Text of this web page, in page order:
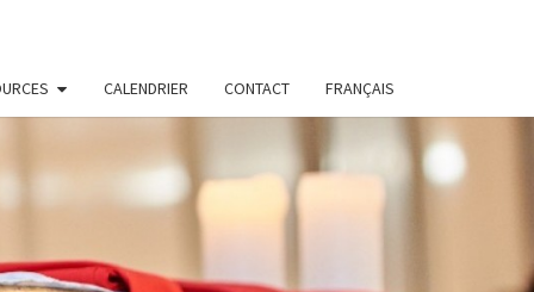
CALENDRIER CONTACT FRANÇAIS